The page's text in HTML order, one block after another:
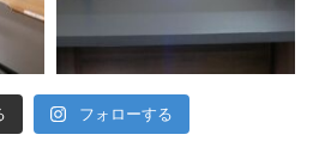
フォローする